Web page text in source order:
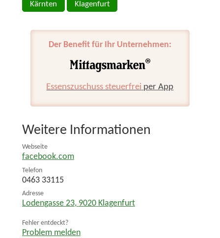
Kärnten Klagenfurt
Der Benefit für Ihr Unternehmen:
Essenszuschuss steuerfrei per App
Weitere Informationen
Webseite
facebook.com
Telefon
0463 33115
Adresse
Lodengasse 23, 9020 Klagenfurt
Fehler entdeckt?
Problem melden